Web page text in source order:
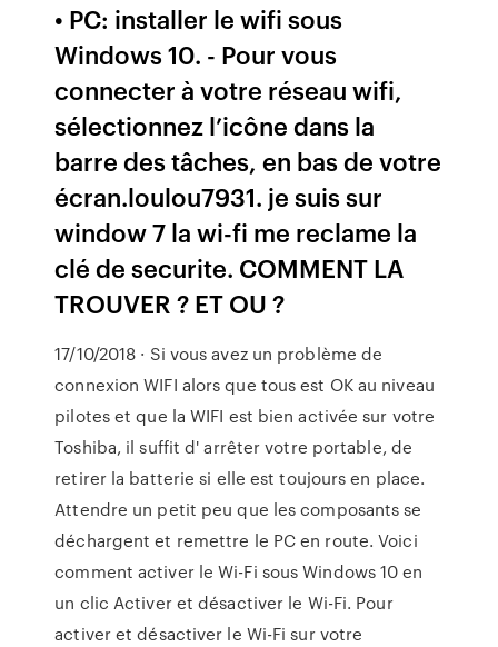
• PC: installer le wifi sous
Windows 10. - Pour vous
connecter à votre réseau wifi,
sélectionnez l’icône dans la
barre des tâches, en bas de votre
écran.loulou7931. je suis sur
window 7 la wi-fi me reclame la
clé de securite. COMMENT LA
TROUVER ? ET OU ?
17/10/2018 · Si vous avez un problème de
connexion WIFI alors que tous est OK au niveau
pilotes et que la WIFI est bien activée sur votre
Toshiba, il suffit d' arrêter votre portable, de
retirer la batterie si elle est toujours en place.
Attendre un petit peu que les composants se
déchargent et remettre le PC en route. Voici
comment activer le Wi-Fi sous Windows 10 en
un clic Activer et désactiver le Wi-Fi. Pour
activer et désactiver le Wi-Fi sur votre